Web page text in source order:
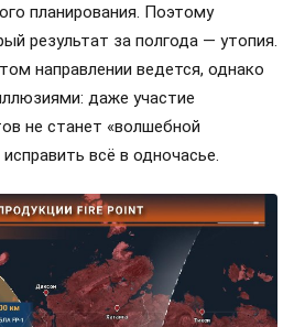
планирования. Поэтому
результат за полгода — утопия.
направлении ведется, однако
даже участие
не станет «волшебной
всё в одночасье.